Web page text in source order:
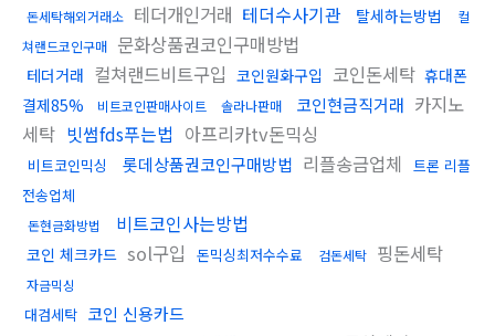
돈세탁해외거래소 테더개인거래 테더수사기관 탈세하는방법
컬
쳐랜드코인구매 문화상품권코인구매방법
테더거래 컬쳐랜드비트구입 코인원화구입 코인돈세탁 휴대폰
결제85%
비트코인판매사이트 솔라나판매 코인현금직거래 카지노
세탁 빗썸fds푸는법 아프리카tv돈믹싱
비트코인믹싱 롯데상품권코인구매방법 리플송금업체
트론 리플
전송업체
돈현금화방법 비트코인사는방법
코인 체크카드 sol구입 돈믹싱최저수수료 검돈세탁 핑돈세탁
자금믹싱
대검세탁 코인 신용카드